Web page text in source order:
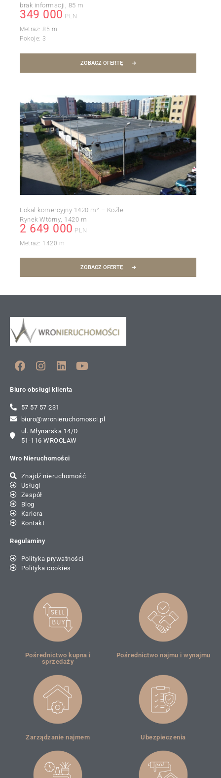
brak informacji 85 m
349 000 PLN
Metraż: 85 m
Pokoje: 3
ZOBACZ OFERTĘ
Lokal komercyjny 1420 m² – Koźle
Rynek Wtórny 1420 m
2 649 000 PLN
Metraż: 1420 m
ZOBACZ OFERTĘ
Biuro obsługi klienta
57 57 57 231
biuro@wronieruchomosci.pl
ul. Młynarska 14/D
51-116 WROCŁAW
Wro Nieruchomości
Znajdź nieruchomość
Usługi
Zespół
Blog
Kariera
Kontakt
Regulaminy
Polityka prywatności
Polityka cookies
Pośrednictwo kupna i
sprzedaży
Pośrednictwo najmu i wynajmu
Zarządzanie najmem Ubezpieczenia